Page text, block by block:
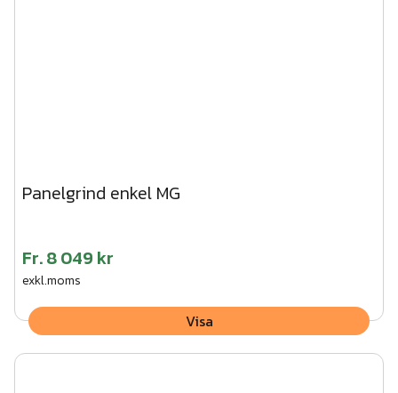
Panelgrind enkel MG
Fr.8 049 kr
exkl.moms
Visa